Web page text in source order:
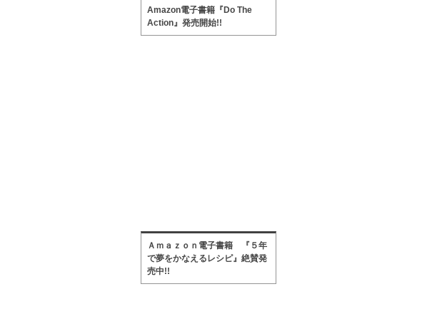
Amazon電子書籍『Do The
Action』発売開始!!
Ａｍａｚｏｎ電子書籍 『５年
で夢をかなえるレシピ』絶賛発
売中!!